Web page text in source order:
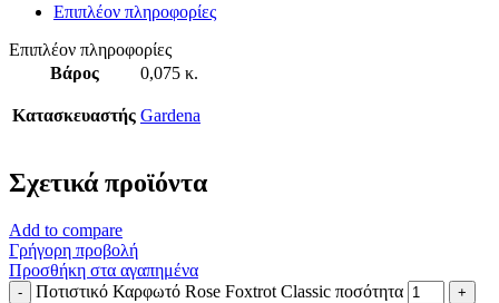
Επιπλέον πληροφορίες
Επιπλέον πληροφορίες
Βάρος
0,075 κ.
Κατασκευαστής Gardena
Σχετικά προϊόντα
Add to compare
Γρήγορη προβολή
Προσθήκη στα αγαπημένα
Ποτιστικό Καρφωτό Rose Foxtrot Classic ποσότητα